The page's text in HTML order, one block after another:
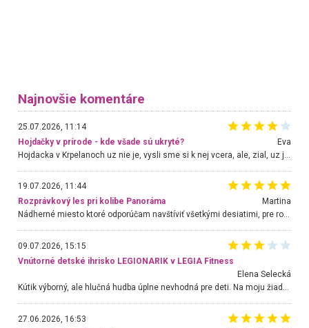
Najnovšie komentáre
25.07.2026, 11:14
Hojdačky v prírode - kde všade sú ukryté?
Eva
19.07.2026, 11:44
Rozprávkový les pri kolibe Panoráma
Martina
Nádherné miesto ktoré odporúčam navštíviť všetkými desiatimi, pre rodiny s deťmi, dôchodcom... Proste a jednoducho ozaj rozprávkový les.. určite ešte prídeme. Odniesli sme si na pamiatku krásne tričká,
09.07.2026, 15:15
Vnútorné detské ihrisko LEGIONARIK v LEGIA Fitness
Elena Selecká
Kútik výborný, ale hlučná hudba úplne nevhodná pre deti. Na moju žiadosť o aspoň sušenie nereagovali.
27.06.2026, 16:53